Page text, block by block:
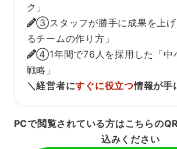
ク」
③スタッフが勝手に成果を上げ
るチームの作り方」
④1年間で76人を採用した「中
戦略」
＼経営者にすぐに役立つ情報が手
PCで閲覧されている方は こちらの
込みください